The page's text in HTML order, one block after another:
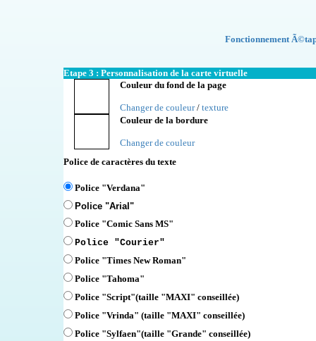
Fonctionnement
Etape 3 : Personnalisation de la carte virtuelle
Couleur du fond de la page
Changer de couleur/ texture
Couleur de la bordure
Changer de couleur
Police de caractères du texte
Police "Verdana"
Police "Arial"
Police "Comic Sans MS"
Police "Courier"
Police "Times New Roman"
Police "Tahoma"
Police "Script"(taille "MAXI" conseillée)
Police "Vrinda" (taille "MAXI" conseillée)
Police "Sylfaen"(taille "Grande" conseillée)